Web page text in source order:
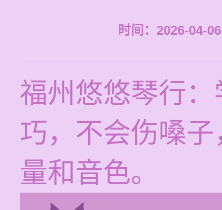
时间：2026-04-
福州悠悠琴行
巧，不会伤嗓
量和音色。